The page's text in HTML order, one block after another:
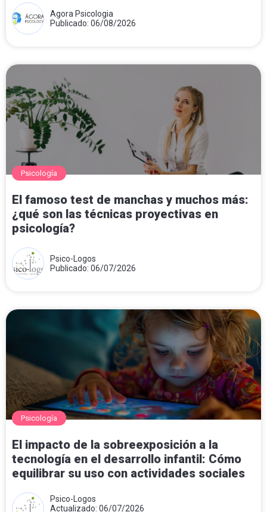
Agora Psicologia
Publicado: 06/08/2026
Psicología
El famoso test de manchas y muchos más:
¿qué son las técnicas proyectivas en
psicología?
Psico-Logos
Publicado: 06/07/2026
Psicología
El impacto de la sobreexposición a la
tecnología en el desarrollo infantil: Cómo
equilibrar su uso con actividades sociales
Psico-Logos
Actualizado: 06/07/2026